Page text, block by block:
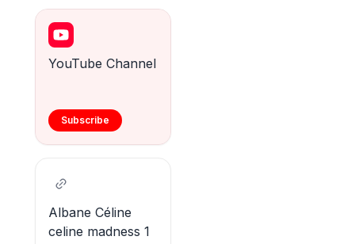
YouTube Channel
Subscribe
Albane Céline
celine madness 1